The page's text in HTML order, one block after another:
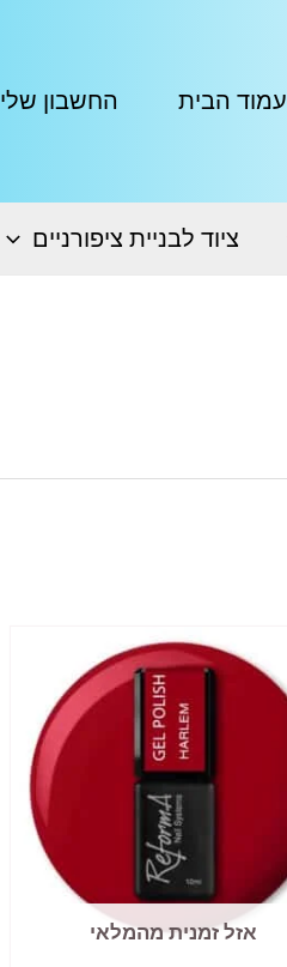
עמוד הבית החשבון שלי
ציוד לבניית ציפורניים
אזל זמנית מהמלאי